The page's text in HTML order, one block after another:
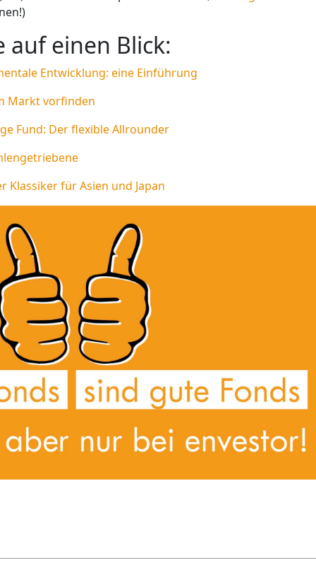
auf einen Blick:
Entwicklung: eine Einführung
Markt vorfinden
Fund: Der flexible Allrounder
Klassiker für Asien und Japan